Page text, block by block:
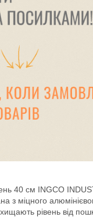
40 см INGCO
з міцного
рівень від